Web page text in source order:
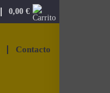
0,00€
Contacto